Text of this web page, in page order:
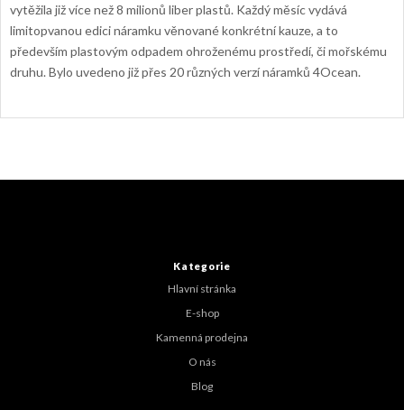
vytěžila již více než 8 milionů liber plastů. Každý měsíc vydává
limitopvanou edici náramku věnované konkrétní kauze, a to
především plastovým odpadem ohroženému prostředí, či mořskému
druhu. Bylo uvedeno již přes 20 různých verzí náramků 4Ocean.
Kategorie
Hlavní stránka
E-shop
Kamenná prodejna
O nás
Blog